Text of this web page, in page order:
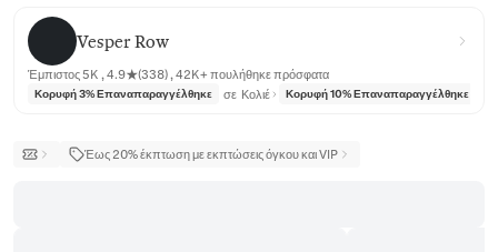
Vesper Row
Vesper Row
Έμπιστος 5K , 4.9★(338) , 42K+ πουλήθηκε πρόσφατα
Κορυφή 3% Επαναπαραγγέλθηκε σε Κολιέ Κορυφή 10% Επαναπαραγγέλθηκε
Έως 20% έκπτωση με εκπτώσεις όγκου και VIP